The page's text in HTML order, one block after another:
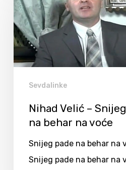
Sevdalinke
Nihad Velić –
na behar na voće
Snijeg pade na behar na
Snijeg pade na behar na